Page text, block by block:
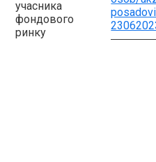
учасника
фондового
ринку